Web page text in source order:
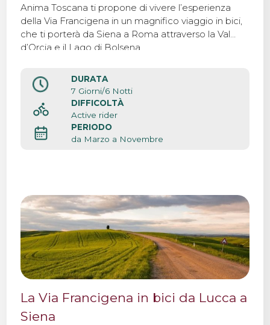
Anima Toscana ti propone di vivere l’esperienza
della Via Francigena in un magnifico viaggio in bici,
che ti porterà da Siena a Roma attraverso la Val
d’Orcia e il Lago di Bolsena.
DURATA
7 Giorni/6 Notti
DIFFICOLTÀ
Active rider
PERIODO
da Marzo a Novembre
La Via Francigena in bici da Lucca a
Siena